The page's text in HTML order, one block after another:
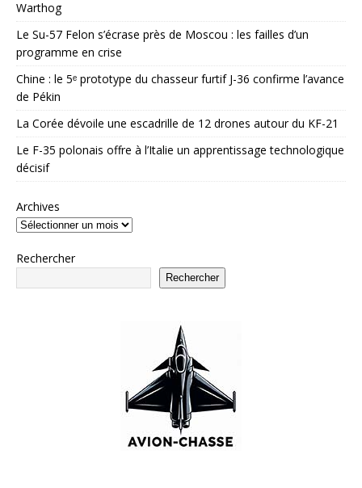
Warthog
Le Su-57 Felon s’écrase près de Moscou : les failles d’un
programme en crise
Chine : le 5ᵉ prototype du chasseur furtif J-36 confirme l’avance
de Pékin
La Corée dévoile une escadrille de 12 drones autour du KF-21
Le F-35 polonais offre à l’Italie un apprentissage technologique
décisif
Archives
Rechercher
Rechercher